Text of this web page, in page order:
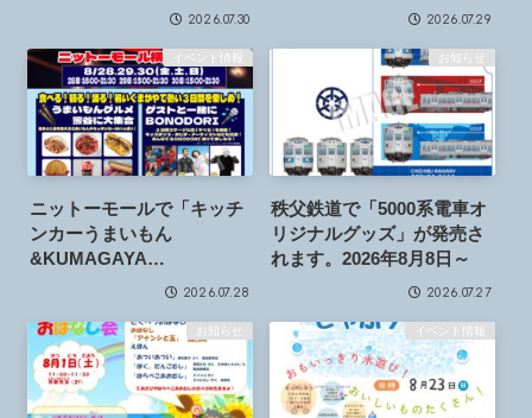
2026.07.30 2026.07.29
イベント情報
ニットーモールで「キッチ
ンカーうまいもん
&KUMAGAYA
BONODORI」が開催され
日
2026.07.28
お知らせ
秩父鉄道で「5000系電車オ
リジナルグッズ」が発売さ
れます。2026年8月8日～
2026.07.27
お知らせ イベント情報